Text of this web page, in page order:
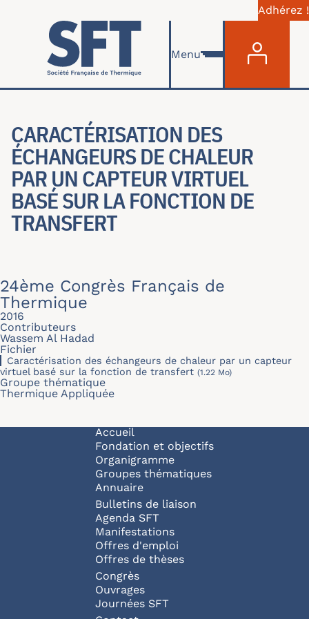
Aller au contenu principal
Adhérez !
Menu
CARACTÉRISATION DES
ÉCHANGEURS DE CHALEUR
PAR UN CAPTEUR VIRTUEL
BASÉ SUR LA FONCTION DE
TRANSFERT
24ème Congrès Français de
Thermique
2016
Contributeurs
Wassem Al Hadad
Fichier
Caractérisation des échangeurs de chaleur par un capteur
virtuel basé sur la fonction de transfert (1.22 Mo)
Groupe thématique
Thermique Appliquée
Navigation principale
Accueil
Fondation et objectifs
Organigramme
Groupes thématiques
Annuaire
Bulletins de liaison
Agenda SFT
Manifestations
Offres d'emploi
Offres de thèses
Congrès
Ouvrages
Journées SFT